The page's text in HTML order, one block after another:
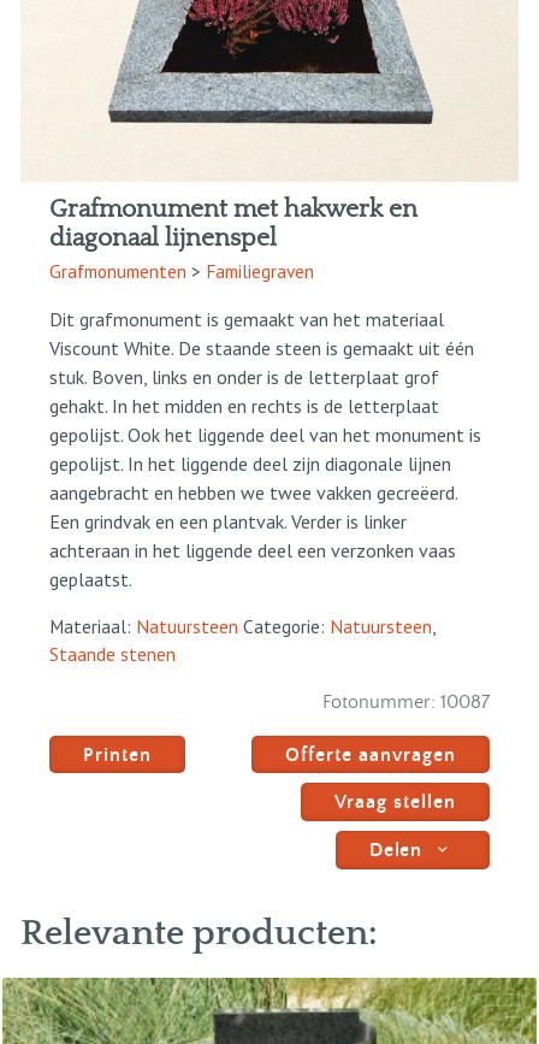
Grafmonument met hakwerk en
diagonaal lijnenspel
Grafmonumenten > Familiegraven
Dit grafmonument is gemaakt van het materiaal
Viscount White. De staande steen is gemaakt uit één
stuk. Boven, links en onder is de letterplaat grof
gehakt. In het midden en rechts is de letterplaat
gepolijst. Ook het liggende deel van het monument is
gepolijst. In het liggende deel zijn diagonale lijnen
aangebracht en hebben we twee vakken gecreëerd.
Een grindvak en een plantvak. Verder is linker
achteraan in het liggende deel een verzonken vaas
geplaatst.
Materiaal: Natuursteen Categorie: Natuursteen
Staande stenen
Fotonummer: 10087
Offerte aanvragen
Vraag stellen
Delen
Printen
Relevante producten: